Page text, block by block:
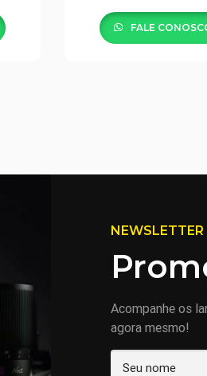
FALE
NEWSLETTER
Acompanhe os
agora mesmo!